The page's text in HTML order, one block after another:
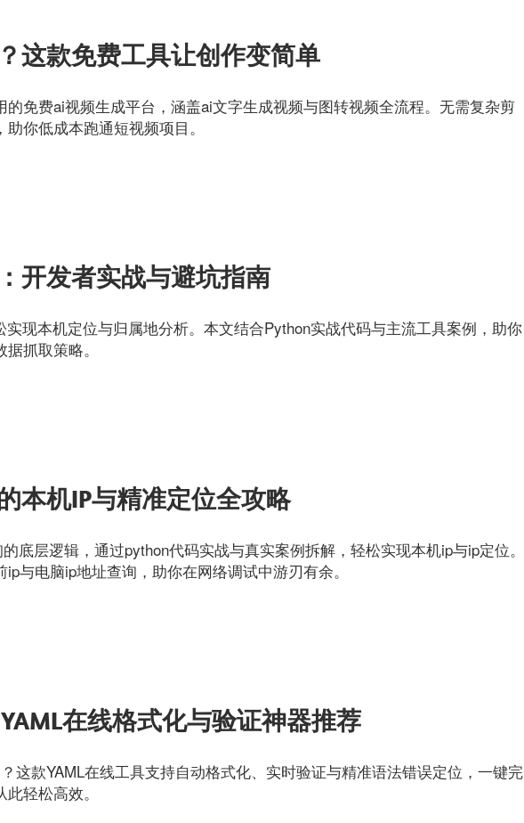
这款免费工具让创作变简单
的免费ai视频生成平台，涵盖ai文字生成视频与图转视频全流程。无需复杂剪
你低成本跑通短视频项目。
开发者实战与避坑指南
现本机定位与归属地分析。本文结合Python实战代码与主流工具案例，助你
抓取策略。
本机IP与精准定位全攻略
底层逻辑，通过python代码实战与真实案例拆解，轻松实现本机ip与ip定位。
与电脑ip地址查询，助你在网络调试中游刃有余。
在线格式化与验证神器推荐
这款YAML在线工具支持自动格式化、实时验证与精准语法错误定位，一键完
轻松高效。